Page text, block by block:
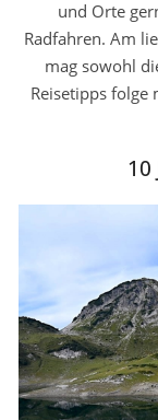
und Orte
Radfahren. Am
mag sowohl
Reisetipps folge
10